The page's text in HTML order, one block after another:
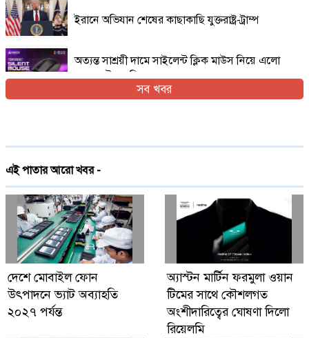
ইরানে অভিযান শেষের কাছাকাছি যুক্তরাষ্ট্র-ট্রাম্প
অত্যন্ত সাশ্রয়ী দামে সাইলেন্ট ক্লিক মাউস নিয়ে এলো
এফোরটেক ওপি-৫৫০এস
চালু
গ্লোবাল ব্র্যান্ড পিএলসি নিয়ে এলো লেনোভো ঈদ
ফেস্টিভাল অফার
Digital Economy Can Power Inclusive
Growth and Innovation
সব খবর
এই পাতার আরো খবর -
দেশে মোবাইল ফোন
উৎপাদনে ভ্যাট অব্যাহতি
২০২৭ পর্যন্ত
অ্যাস্টন মার্টিন ফরমুলা ওয়ান
টিমের সাথে কৌশলগত
অংশীদারিত্বের ঘোষণা দিলো
রিয়েলমি